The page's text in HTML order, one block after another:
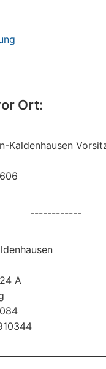
Ort:
Kaldenhausen
------------
A